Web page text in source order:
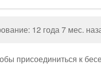
12 года 7 мес.
присоединиться к